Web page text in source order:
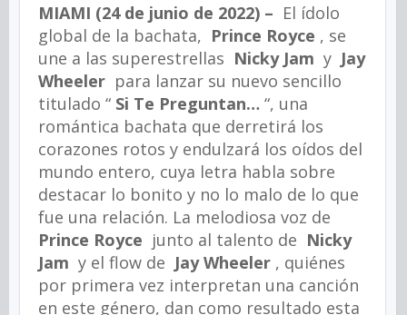
MIAMI (24 de junio de 2022) – El ídolo
global de la bachata, Prince Royce , se
une a las superestrellas Nicky Jam y Jay
Wheeler para lanzar su nuevo sencillo
titulado “ Si Te Preguntan… “, una
romántica bachata que derretirá los
corazones rotos y endulzará los oídos del
mundo entero, cuya letra habla sobre
destacar lo bonito y no lo malo de lo que
fue una relación. La melodiosa voz de
Prince Royce junto al talento de Nicky
Jam y el flow de Jay Wheeler , quiénes
por primera vez interpretan una canción
en este género, dan como resultado esta